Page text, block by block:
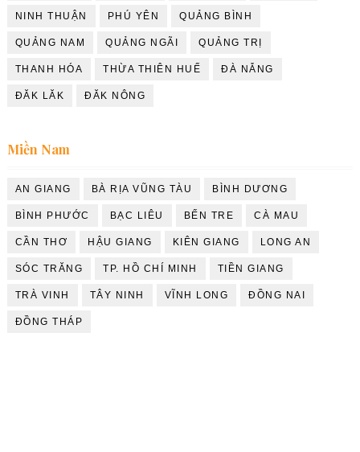
NINH THUẬN PHÚ YÊN QUẢNG BÌNH
QUẢNG NAM QUẢNG NGÃI QUẢNG TRỊ
THANH HÓA THỪA THIÊN HUẾ ĐÀ NẴNG
ĐĂK LĂK ĐĂK NÔNG
Miền Nam
AN GIANG BÀ RỊA VŨNG TÀU BÌNH DƯƠNG
BÌNH PHƯỚC BẠC LIÊU BẾN TRE CÀ MAU
CẦN THƠ HẬU GIANG KIÊN GIANG LONG AN
SÓC TRĂNG TP. HỒ CHÍ MINH TIỀN GIANG
TRÀ VINH TÂY NINH VĨNH LONG ĐỒNG NAI
ĐỒNG THÁP